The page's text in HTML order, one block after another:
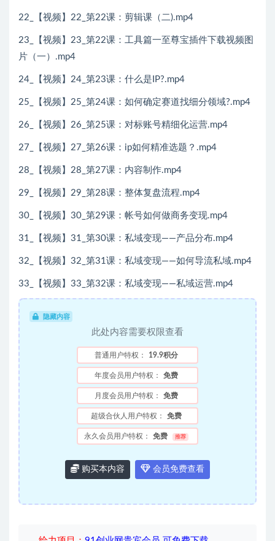
22_【视频】22_第22课：剪辑课（二).mp4
23_【视频】23_第22课：工具篇一至尊宝插件下载视频图
片（一）.mp4
24_【视频】24_第23课：什么是IP?.mp4
25_【视频】25_第24课：如何确定赛道找细分领域?.mp4
26_【视频】26_第25课：对标账号精细化运营.mp4
27_【视频】27_第26课：ip如何精准选题？.mp4
28_【视频】28_第27课：内容制作.mp4
29_【视频】29_第28课：整体复盘流程.mp4
30_【视频】30_第29课：帐号如何做商务变现.mp4
31_【视频】31_第30课：私域变现——产品分布.mp4
32_【视频】32_第31课：私域变现——如何导流私域.mp4
33_【视频】33_第32课：私域变现——私域运营.mp4
隐藏内容
此处内容需要权限查看
普通用户特权： 19.9积分
年度会员用户特权： 免费
月度会员用户特权： 免费
超级合伙人用户特权： 免费
永久会员用户特权： 免费 推荐
购买本内容 会员免费查看